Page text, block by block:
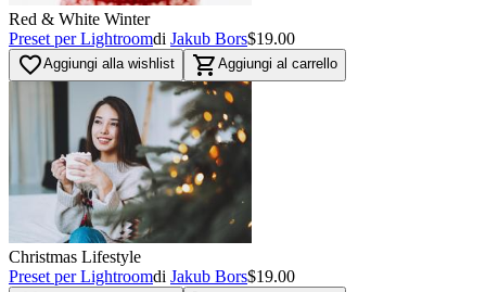
Red & White Winter
Preset per Lightroomdi Jakub Bors$19.00
favorite_borderAggiungi alla wishlist shopping_cart Aggiungi al carrello
Christmas Lifestyle
Preset per Lightroomdi Jakub Bors$19.00